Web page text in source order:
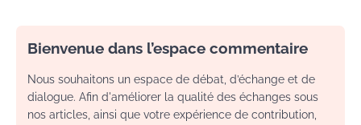
Bienvenue dans l’espace commentaire
Nous souhaitons un espace de débat, d’échange et de
dialogue. Afin d'améliorer la qualité des échanges sous
nos articles, ainsi que votre expérience de contribution,